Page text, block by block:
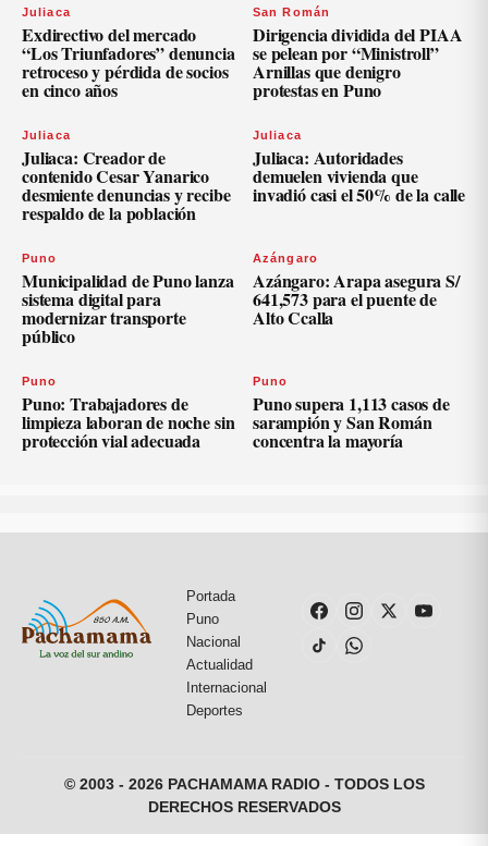
Juliaca
Exdirectivo del mercado
“Los Triunfadores” denuncia
retroceso y pérdida de socios
en cinco años
San Román
Dirigencia dividida del PIAA
se pelean por “Ministroll”
Arnillas que denigro
protestas en Puno
Juliaca
Juliaca: Creador de
contenido Cesar Yanarico
desmiente denuncias y recibe
respaldo de la población
Juliaca
Juliaca: Autoridades
demuelen vivienda que
invadió casi el 50% de la calle
Puno
Municipalidad de Puno lanza
sistema digital para
modernizar transporte
público
Azángaro
Azángaro: Arapa asegura S/
641,573 para el puente de
Alto Ccalla
Puno
Puno: Trabajadores de
limpieza laboran de noche sin
protección vial adecuada
Puno
Puno supera 1,113 casos de
sarampión y San Román
concentra la mayoría
Portada
Puno
Nacional
Actualidad
Internacional
Deportes
© 2003 - 2026 PACHAMAMA RADIO - TODOS LOS
DERECHOS RESERVADOS